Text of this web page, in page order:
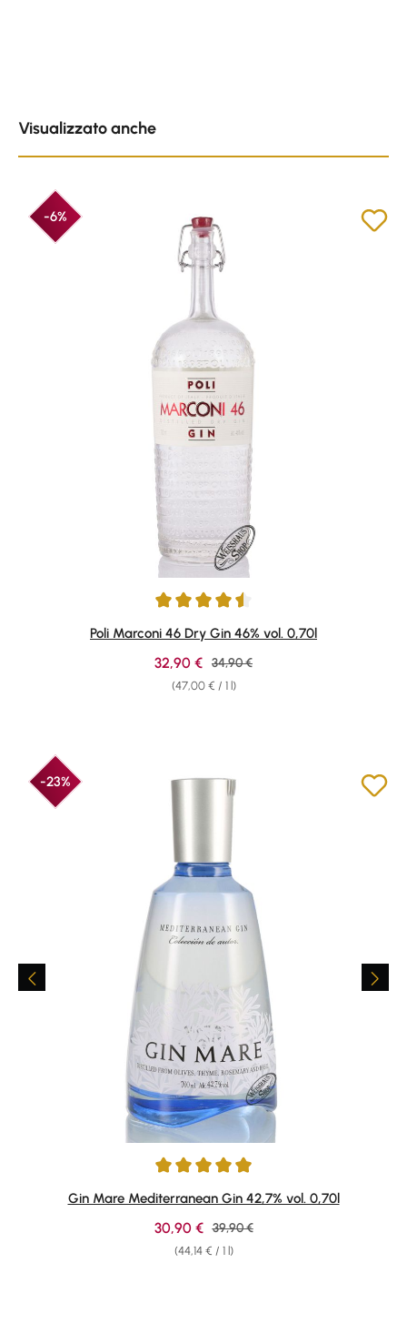
Visualizzato anche
-6%
Average rating of 4.57 out of 5 stars
Poli Marconi 46 Dry Gin 46% vol. 0,70l
(47,00 € / 1 l)
Sale price:
32,90 € Regular price:
34,90 €
-23%
Average rating of 4.91 out of 5 stars
Gin Mare Mediterranean Gin 42,7% vol. 0,70l
(44,14 € / 1 l)
Sale price:
30,90 € Regular price:
39,90 €